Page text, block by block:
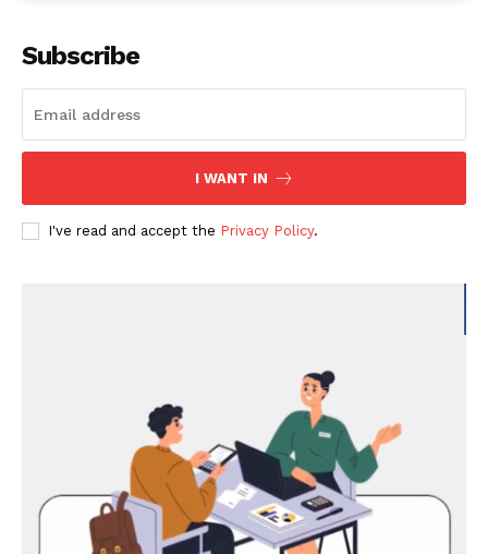
Subscribe
I WANT IN
I've read and accept the Privacy Policy.